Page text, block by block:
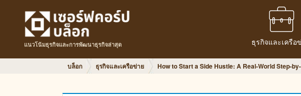
แนวโน้มธุรกิจและการพัฒนาธุรกิจล่าสุด ธุรกิจและเครือ
บล็อก ธุรกิจและเครือข่าย How to Start a Side Hustle: A Real-World Step-